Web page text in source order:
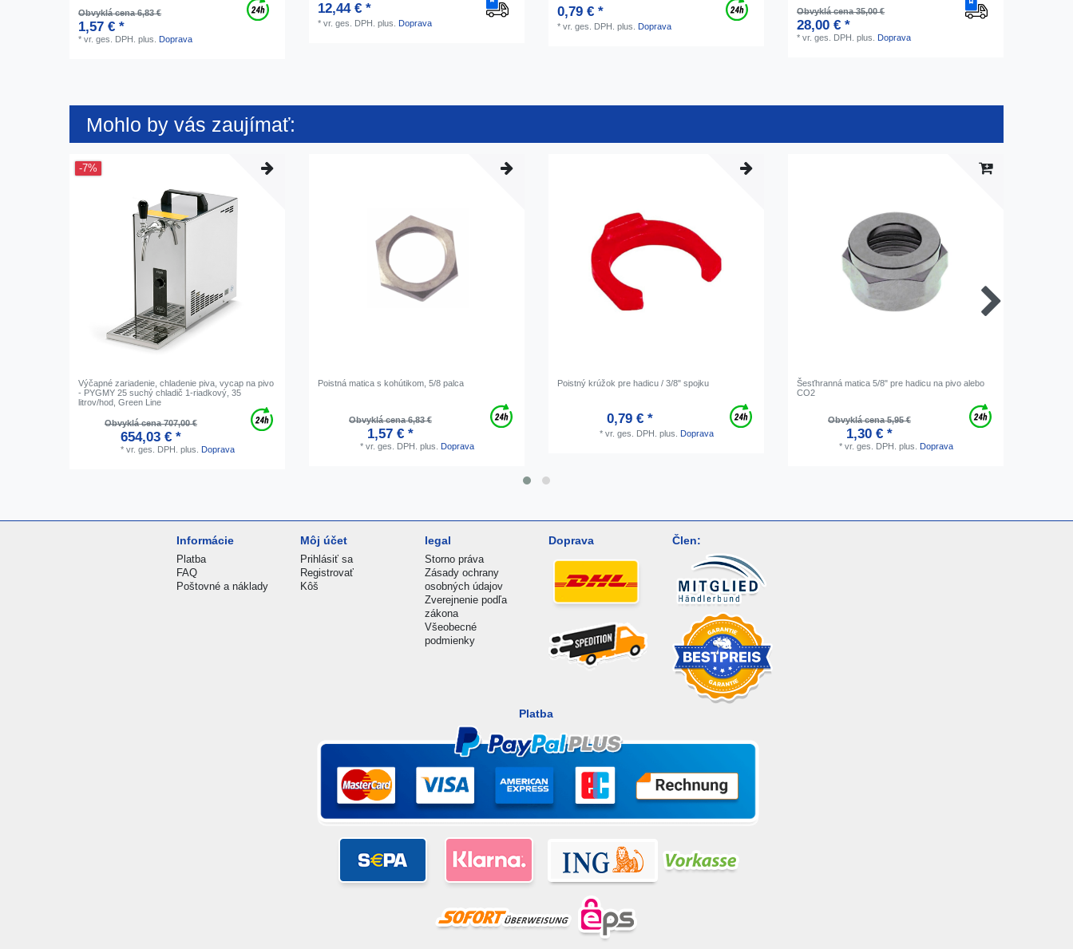
Obvyklá cena 6,83 €
1,57 € *
*vr. ges. DPH. plus. Doprava
12,44 € *
*vr. ges. DPH. plus. Doprava
0,79 € *
*vr. ges. DPH. plus. Doprava
Obvyklá cena 35,00 €
28,00 € *
*vr. ges. DPH. plus. Doprava
Mohlo by vás zaujímať:
-7%
Výčapné zariadenie, chladenie piva, vycap na pivo
- PYGMY 25 suchý chladič 1-riadkový, 35
litrov/hod, Green Line
Obvyklá cena 707,00 €
654,03 € *
* vr. ges. DPH. plus. Doprava
Poistná matica s kohútikom, 5/8 palca
Obvyklá cena 6,83 €
1,57 € *
* vr. ges. DPH. plus. Doprava
Poistný krúžok pre hadicu / 3/8" spojku
0,79 € *
* vr. ges. DPH. plus. Doprava
Šesťhranná matica 5/8" pre hadicu na pivo alebo
CO2
Obvyklá cena 5,95 €
1,30 € *
* vr. ges. DPH. plus. Doprava
Informácie
Platba
FAQ
Poštovné a náklady
Môj účet
Prihlásiť sa
Registrovať
Kôš
legal
Storno práva
Zásady ochrany
osobných údajov
Zverejnenie podľa
zákona
Všeobecné
podmienky
Doprava Člen:
Platba